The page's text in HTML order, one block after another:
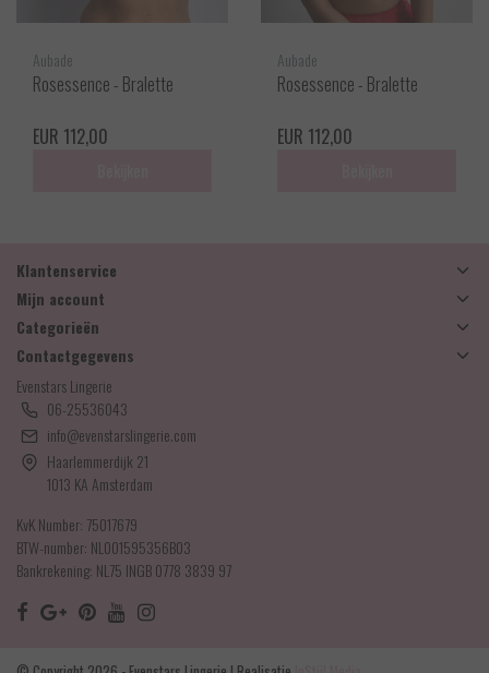
Aubade
Rosessence - Bralette
EUR 112,00
Aubade
Rosessence - Bralette
EUR 112,00
Klantenservice
Mijn account
Categorieën
Contactgegevens
Evenstars Lingerie
06-25536043
info@evenstarslingerie.com
Haarlemmerdijk 21
1013 KA Amsterdam
KvK Number: 75017679
BTW-number: NL001595356B03
Bankrekening: NL75 INGB 0778 3839 97